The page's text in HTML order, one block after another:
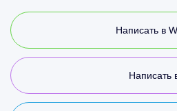
Написать в
Написать